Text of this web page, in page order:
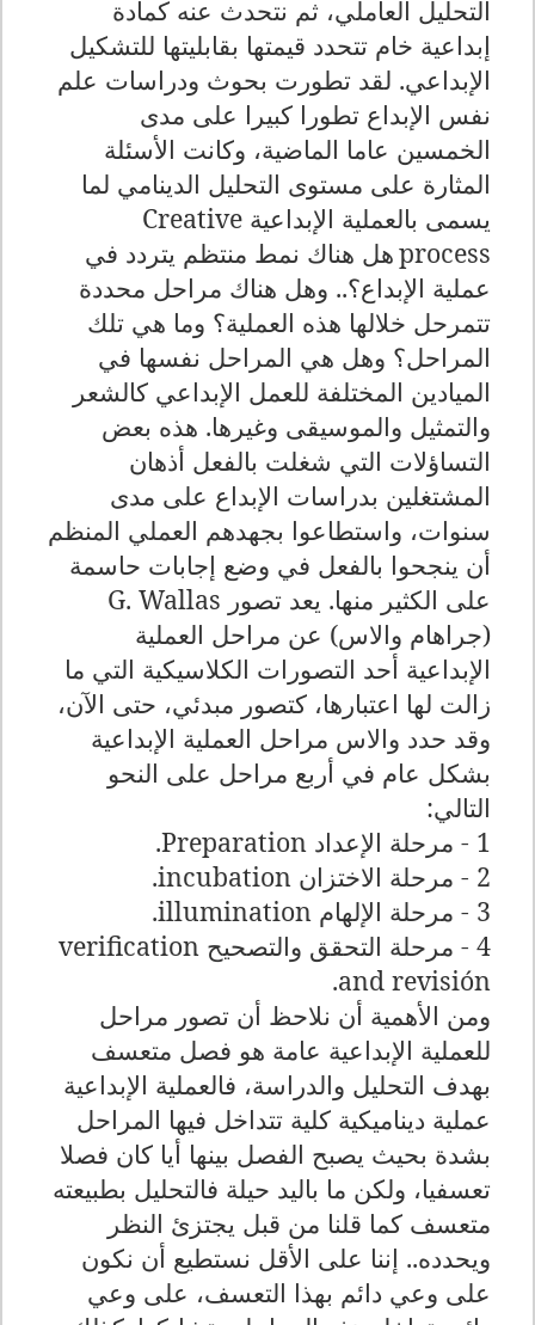
التحليل العاملي، ثم نتحدث عنه كمادة
إبداعية خام تتحدد قيمتها بقابليتها للتشكيل
الإبداعي. لقد تطورت بحوث ودراسات علم
نفس الإبداع تطورا كبيرا على مدى
الخمسين عاما الماضية، وكانت الأسئلة
المثارة على مستوى التحليل الدينامي لما
يسمى بالعملية الإبداعية Creative
processهل هناك نمط منتظم يتردد في
عملية الإبداع؟.. وهل هناك مراحل محددة
تتمرحل خلالها هذه العملية؟ وما هي تلك
المراحل؟ وهل هي المراحل نفسها في
الميادين المختلفة للعمل الإبداعي كالشعر
والتمثيل والموسيقى وغيرها. هذه بعض
التساؤلات التي شغلت بالفعل أذهان
المشتغلين بدراسات الإبداع على مدى
سنوات، واستطاعوا بجهدهم العملي المنظم
أن ينجحوا بالفعل في وضع إجابات حاسمة
على الكثير منها. يعد تصور G. Wallas
(جراهام والاس) عن مراحل العملية
الإبداعية أحد التصورات الكلاسيكية التي ما
زالت لها اعتبارها، كتصور مبدئي، حتى الآن،
وقد حدد والاس مراحل العملية الإبداعية
بشكل عام في أربع مراحل على النحو
التالي:
1 - مرحلة الإعداد
Preparation
.
2 - مرحلة الاختزان incubation
.
3 - مرحلة الإلهام illumination
.
4 - مرحلة التحقق والتصحيح verification
and revisión
.
ومن الأهمية أن نلاحظ أن تصور مراحل
للعملية الإبداعية عامة هو فصل متعسف
بهدف التحليل والدراسة، فالعملية الإبداعية
عملية ديناميكية كلية تتداخل فيها المراحل
بشدة بحيث يصبح الفصل بينها أيا كان فصلا
تعسفيا، ولكن ما باليد حيلة فالتحليل بطبيعته
متعسف كما قلنا من قبل يجتزئ النظر
ويحدده.. إننا على الأقل نستطيع أن نكون
على وعي دائم بهذا التعسف، على وعي